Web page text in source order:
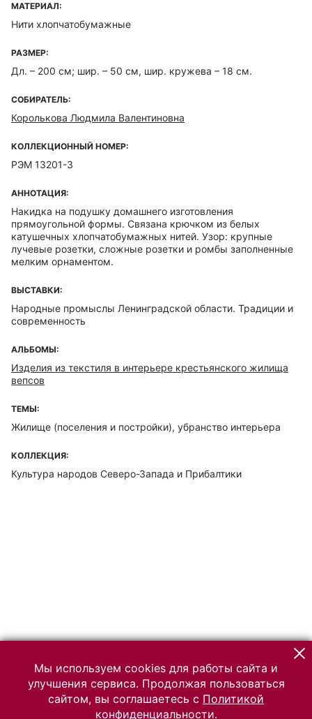
МАТЕРИАЛ:
Нити хлопчатобумажные
РАЗМЕР:
Дл. – 200 см; шир. – 50 см, шир. кружева – 18 см.
СОБИРАТЕЛЬ:
Королькова Людмила Валентиновна
КОЛЛЕКЦИОННЫЙ НОМЕР:
РЭМ 13201-3
АННОТАЦИЯ:
Накидка на подушку домашнего изготовления
прямоугольной формы. Связана крючком из белых
катушечных хлопчатобумажных нитей. Узор: крупные
лучевые розетки, сложные розетки и ромбы заполненные
мелким орнаментом.
ВЫСТАВКИ:
Народные промыслы Ленинградской области. Традиции и
современность
АЛЬБОМЫ:
Изделия из текстиля в интерьере крестьянского жилища
вепсов
ТЕМЫ:
Жилище (поселения и постройки), убранство интерьера
КОЛЛЕКЦИЯ:
Культура народов Северо-Запада и Прибалтики
Мы используем cookies для работы сайта и
улучшения сервиса. Продолжая пользоваться
сайтом, вы соглашаетесь с Политикой
конфиденциальности.